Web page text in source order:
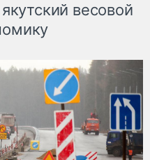
весовой